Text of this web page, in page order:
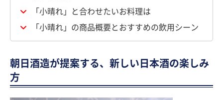
「小晴れ」と合わせたいお料理は
「小晴れ」の商品概要とおすすめの飲用シーン
朝日酒造が提案する、新しい日本酒の楽しみ
方